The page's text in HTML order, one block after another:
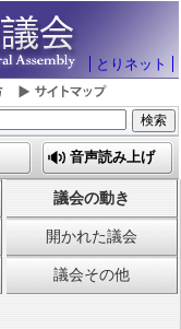
とりネット
音声読み上げ
議会の動き
開かれた議会
議会その他